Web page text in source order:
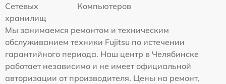
Сетевых
хранилищ
Компьютеров
Мы занимаемся ремонтом и техническим
обслуживанием техники Fujitsu по истечении
гарантийного периода. Наш центр в Челябинске
работает независимо и не имеет официальной
авторизации от производителя. Цены на ремонт,